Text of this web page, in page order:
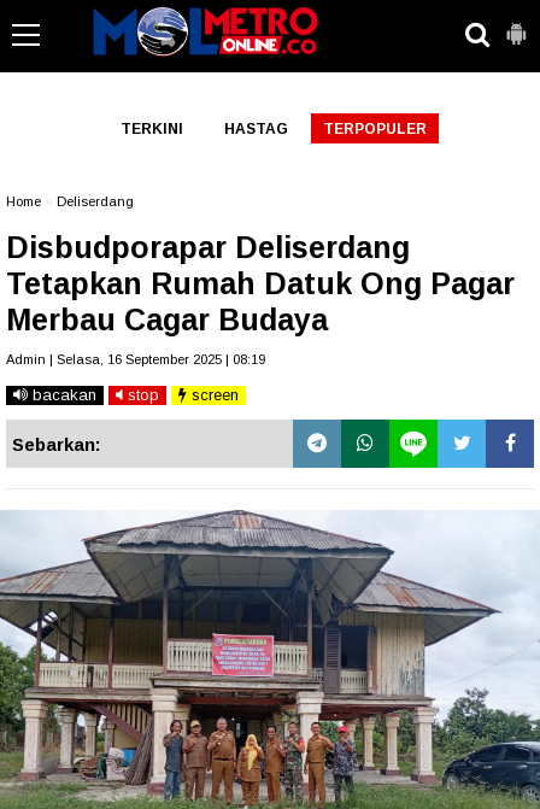
TERKINI HASTAG TERPOPULER
Home Deliserdang
Disbudporapar Deliserdang
Tetapkan Rumah Datuk Ong Pagar
Merbau Cagar Budaya
Admin | Selasa, 16 September 2025 | 08:19
bacakan stop screen
Sebarkan: